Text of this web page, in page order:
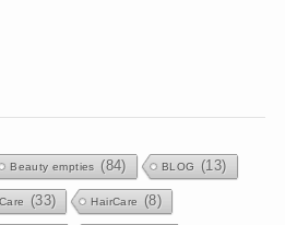
Beauty empties (84) BLOG (13)
(33) HairCare (8)